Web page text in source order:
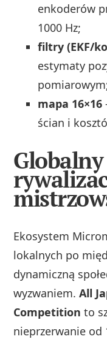
enkoderów
1000 Hz;
filtry (EKF/
estymaty
mapa 16×16
ścian i
Ekosystem
lokalnych po
dynamiczną
wyzwaniem.All
Competition to
nieprzerwanie od